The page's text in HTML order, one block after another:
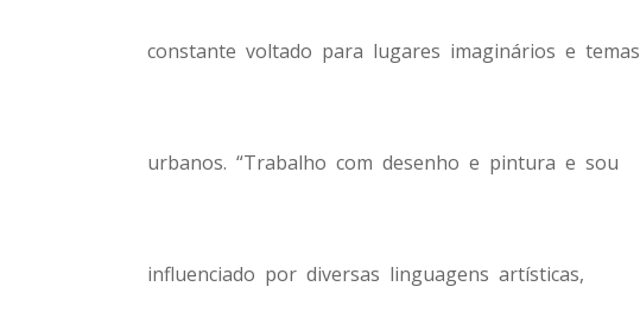
constante voltado para lugares imaginários e temas
urbanos. “Trabalho com desenho e pintura e sou
influenciado por diversas linguagens artísticas,